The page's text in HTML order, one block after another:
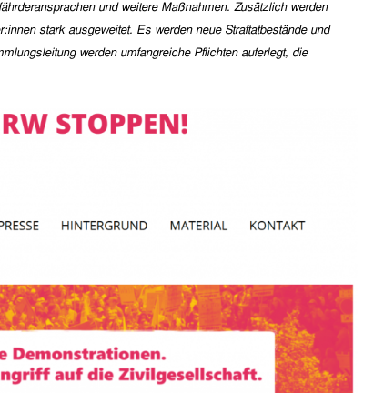
und weitere Maßnahmen. Zusätzlich werden
stark ausgeweitet. Es werden neue Straftatbestände und
werden umfangreiche Pflichten auferlegt, die